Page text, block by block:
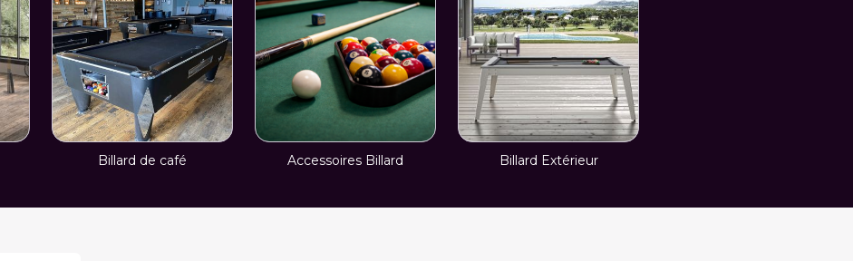
Billard de café Accessoires Billard Billard Extérieur